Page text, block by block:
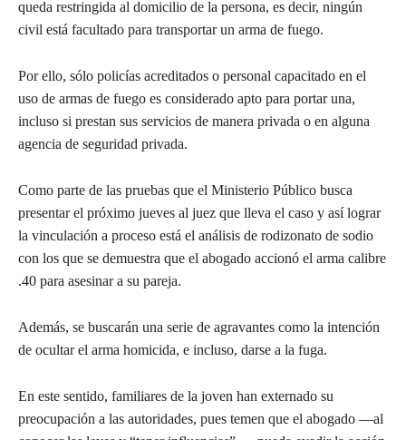
queda restringida al domicilio de la persona, es decir, ningún
civil está facultado para transportar un arma de fuego.
Por ello, sólo policías acreditados o personal capacitado en el
uso de armas de fuego es considerado apto para portar una,
incluso si prestan sus servicios de manera privada o en alguna
agencia de seguridad privada.
Como parte de las pruebas que el Ministerio Público busca
presentar el próximo jueves al juez que lleva el caso y así lograr
la vinculación a proceso está el análisis de rodizonato de sodio
con los que se demuestra que el abogado accionó el arma calibre
.40 para asesinar a su pareja.
Además, se buscarán una serie de agravantes como la intención
de ocultar el arma homicida, e incluso, darse a la fuga.
En este sentido, familiares de la joven han externado su
preocupación a las autoridades, pues temen que el abogado —al